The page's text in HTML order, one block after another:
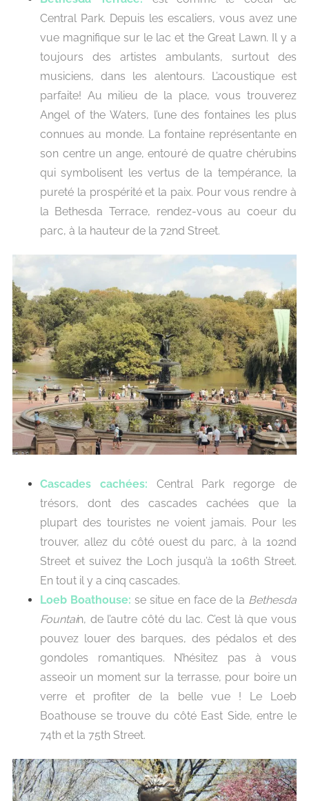
Central Park. Depuis les escaliers, vous avez une
vue magnifique sur le lac et the Great Lawn. Il y a
toujours des artistes ambulants, surtout des
musiciens, dans les alentours. L’acoustique est
parfaite! Au milieu de la place, vous trouverez
Angel of the Waters, l’une des fontaines les plus
connues au monde. La fontaine représentante en
son centre un ange, entouré de quatre chérubins
qui symbolisent les vertus de la tempérance, la
pureté la prospérité et la paix. Pour vous rendre à
la Bethesda Terrace, rendez-vous au coeur du
parc, à la hauteur de la 72nd Street.
Cascades cachées: Central Park regorge de
trésors, dont des cascades cachées que la
plupart des touristes ne voient jamais. Pour les
trouver, allez du côté ouest du parc, à la 102nd
Street et suivez the Loch jusqu’à la 106th Street.
En tout il y a cinq cascades.
Loeb Boathouse:se situe en face de la Bethesda
Fountain, de l’autre côté du lac. C’est là que vous
pouvez louer des barques, des pédalos et des
gondoles romantiques. N’hésitez pas à vous
asseoir un moment sur la terrasse, pour boire un
verre et profiter de la belle vue !
Le Loeb
Boathouse se trouve du côté East Side, entre le
74th et la 75th Street.